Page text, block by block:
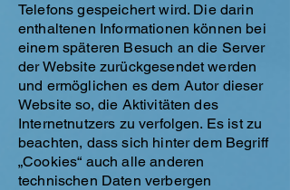
Telefons gespeichert wird. Die darin
enthaltenen Informationen können bei
einem späteren Besuch an die Server
der Website zurückgesendet werden
und ermöglichen es dem Autor dieser
Website so, die Aktivitäten des
Internetnutzers zu verfolgen. Es ist zu
beachten, dass sich hinter dem Begriff
„Cookies“ auch alle anderen
technischen Daten verbergen